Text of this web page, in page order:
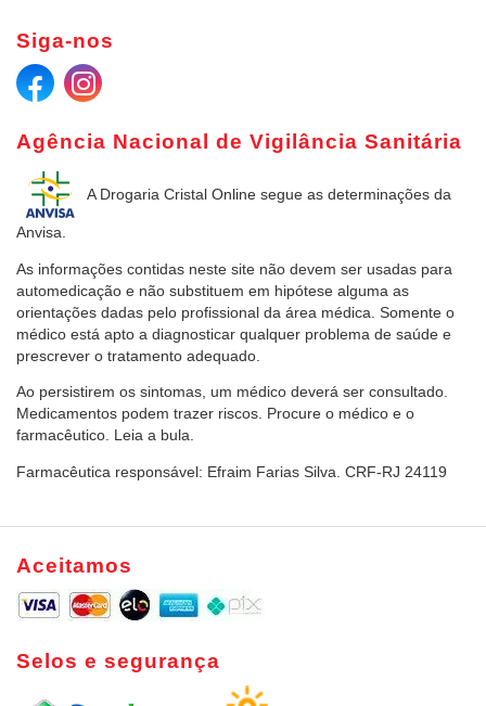
Agência Nacional de Vigilância Sanitária
A Drogaria Cristal Online segue as determinações da
Anvisa.
As informações contidas neste site não devem ser usadas para
automedicação e não substituem em hipótese alguma as
orientações dadas pelo profissional da área médica. Somente o
médico está apto a diagnosticar qualquer problema de saúde e
prescrever o tratamento adequado.
Ao persistirem os sintomas, um médico deverá ser consultado.
Medicamentos podem trazer riscos. Procure o médico e o
farmacêutico. Leia a bula.
Farmacêutica responsável: Efraim Farias Silva. CRF-RJ 24119
Siga-nos
Aceitamos
Selos e segurança